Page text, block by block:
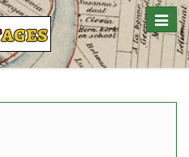
Toggle